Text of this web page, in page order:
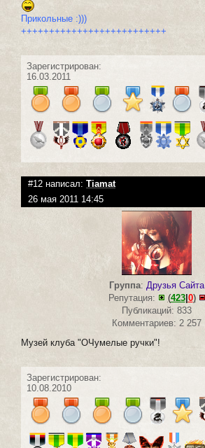
Прикольные :)))
++++++++++++++++++++++++++
Зарегистрирован:
16.03.2011
#12 написал: Tiamat
26 мая 2011 14:45
Группа: Друзья Сайта
Репутация:
(423|0)
Публикаций: 833
Комментариев: 2 257
Музей клуба "ОЧумелые ручки"!
Зарегистрирован:
10.08.2010